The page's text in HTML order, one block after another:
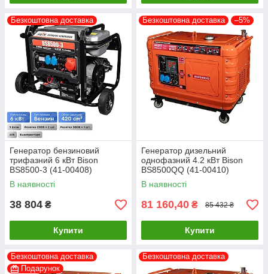
Безкоштовна доставка
Генератор бензиновий
трифазний 6 кВт Bison
BS8500-3 (41-00408)
В наявності
38 804 ₴
Купити
Безкоштовна доставка –5%
Генератор дизельний
однофазний 4.2 кВт Bison
BS8500QQ (41-00410)
В наявності
81 160,40 ₴ 85 432 ₴
Купити
Безкоштовна доставка
Подарунок
Безкоштовна доставка